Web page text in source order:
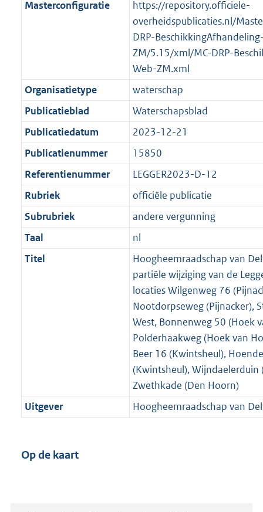
Masterconfiguratie
https://repository.officiele-
overheidspublicaties.nl/
DRP-
ZM/5.15/xml/MC-DRP-
Web-ZM.xml
Organisatietype
waterschap
Publicatieblad
Waterschapsblad
Publicatiedatum
2023-12-21
Publicatienummer
15850
Referentienummer
LEGGER2023-D-12
Rubriek
officiële publicatie
Subrubriek
andere vergunning
Taal
nl
Titel
Hoogheemraadschap van
partiële wijziging van de
locaties Wilgenweg 76
Nootdorpseweg (Pijnacker),
West, Bonnenweg 50 (Hoek
Polderhaakweg (Hoek van
Beer 16 (Kwintsheul),
(Kwintsheul), Wijndaelerduin
Zwethkade (Den Hoorn)
Uitgever
Hoogheemraadschap van
Op de kaart